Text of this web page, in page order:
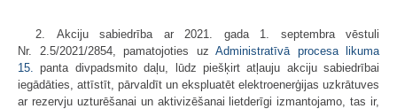
2. Akciju sabiedrība ar 2021. gada 1. septembra vēstuli
Nr. 2.5/2021/2854, pamatojoties uz Administratīvā procesa likuma
15.
panta divpadsmito daļu, lūdz piešķirt atļauju akciju sabiedrībai
iegādāties, attīstīt, pārvaldīt un ekspluatēt elektroenerģijas uzkrātuves
ar rezervju uzturēšanai un aktivizēšanai lietderīgi izmantojamo, tas ir,